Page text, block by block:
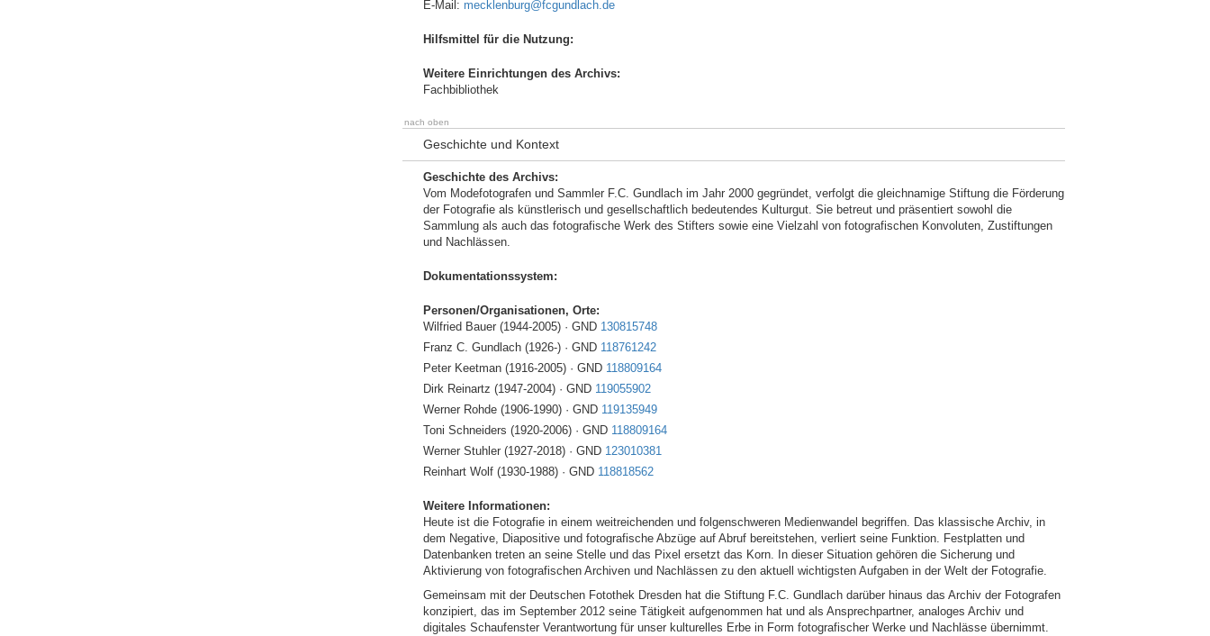
E-Mail: mecklenburg@fcgundlach.de
Hilfsmittel für die Nutzung:
Weitere Einrichtungen des Archivs:
Fachbibliothek
nach oben
Geschichte und Kontext
Geschichte des Archivs:
Vom Modefotografen und Sammler F.C. Gundlach im Jahr 2000 gegründet, verfolgt die gleichnamige Stiftung die Förderung
der Fotografie als künstlerisch und gesellschaftlich bedeutendes Kulturgut. Sie betreut und präsentiert sowohl die
Sammlung als auch das fotografische Werk des Stifters sowie eine Vielzahl von fotografischen Konvoluten, Zustiftungen
und Nachlässen.
Dokumentationssystem:
Personen/Organisationen, Orte:
Wilfried Bauer (1944-2005) · GND 130815748
Franz C. Gundlach (1926-) · GND 118761242
Peter Keetman (1916-2005) · GND 118809164
Dirk Reinartz (1947-2004) · GND 119055902
Werner Rohde (1906-1990) · GND 119135949
Toni Schneiders (1920-2006) · GND 118809164
Werner Stuhler (1927-2018) · GND 123010381
Reinhart Wolf (1930-1988) · GND 118818562
Weitere Informationen:
Heute ist die Fotografie in einem weitreichenden und folgenschweren Medienwandel begriffen. Das klassische Archiv, in
dem Negative, Diapositive und fotografische Abzüge auf Abruf bereitstehen, verliert seine Funktion. Festplatten und
Datenbanken treten an seine Stelle und das Pixel ersetzt das Korn. In dieser Situation gehören die Sicherung und
Aktivierung von fotografischen Archiven und Nachlässen zu den aktuell wichtigsten Aufgaben in der Welt der Fotografie.
Gemeinsam mit der Deutschen Fotothek Dresden hat die Stiftung F.C. Gundlach darüber hinaus das Archiv der Fotografen
konzipiert, das im September 2012 seine Tätigkeit aufgenommen hat und als Ansprechpartner, analoges Archiv und
digitales Schaufenster Verantwortung für unser kulturelles Erbe in Form fotografischer Werke und Nachlässe übernimmt.